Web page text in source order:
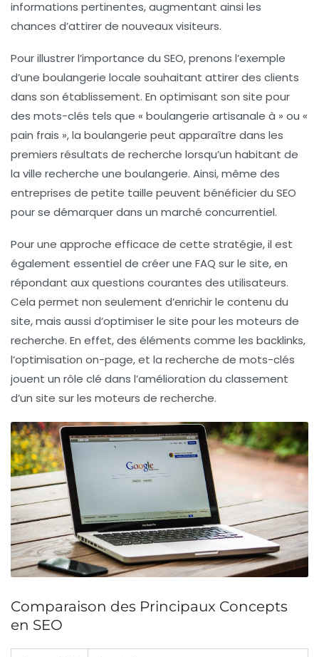
informations pertinentes, augmentant ainsi les
chances d’attirer de nouveaux visiteurs.
Pour illustrer l’importance du SEO, prenons l’exemple
d’une boulangerie locale souhaitant attirer des clients
dans son établissement. En optimisant son site pour
des mots-clés tels que « boulangerie artisanale à » ou «
pain frais », la boulangerie peut apparaître dans les
premiers résultats de recherche lorsqu’un habitant de
la ville recherche une boulangerie. Ainsi, même des
entreprises de petite taille peuvent bénéficier du SEO
pour se démarquer dans un marché concurrentiel.
Pour une approche efficace de cette stratégie, il est
également essentiel de créer une FAQ sur le site, en
répondant aux questions courantes des utilisateurs.
Cela permet non seulement d’enrichir le contenu du
site, mais aussi d’optimiser le site pour les moteurs de
recherche. En effet, des éléments comme les backlinks,
l’optimisation on-page, et la recherche de mots-clés
jouent un rôle clé dans l’amélioration du classement
d’un site sur les moteurs de recherche.
Comparaison des Principaux Concepts
en SEO